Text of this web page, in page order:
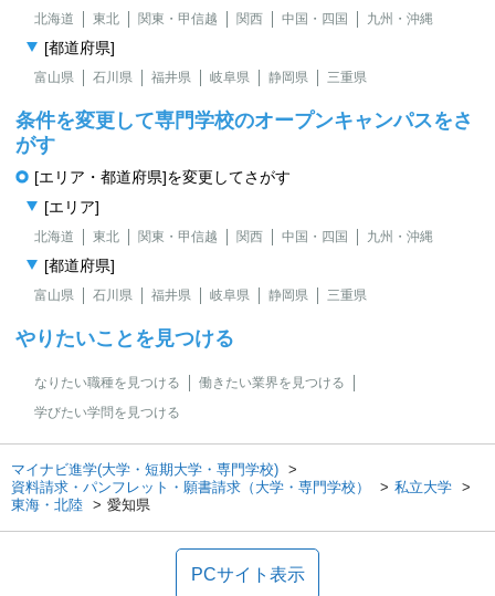
北海道 東北 関東・甲信越 関西 中国・四国 九州・沖縄
[都道府県]
富山県 石川県 福井県 岐阜県 静岡県 三重県
条件を変更して専門学校のオープンキャンパスをさ
がす
[エリア・都道府県]を変更してさがす
[エリア]
北海道 東北 関東・甲信越 関西 中国・四国 九州・沖縄
[都道府県]
富山県 石川県 福井県 岐阜県 静岡県 三重県
やりたいことを見つける
なりたい職種を見つける
働きたい業界を見つける
学びたい学問を見つける
マイナビ進学(大学・短期大学・専門学校)
資料請求・パンフレット・願書請求（大学・専門学校）
私立大学
東海・北陸
愛知県
PCサイト表示